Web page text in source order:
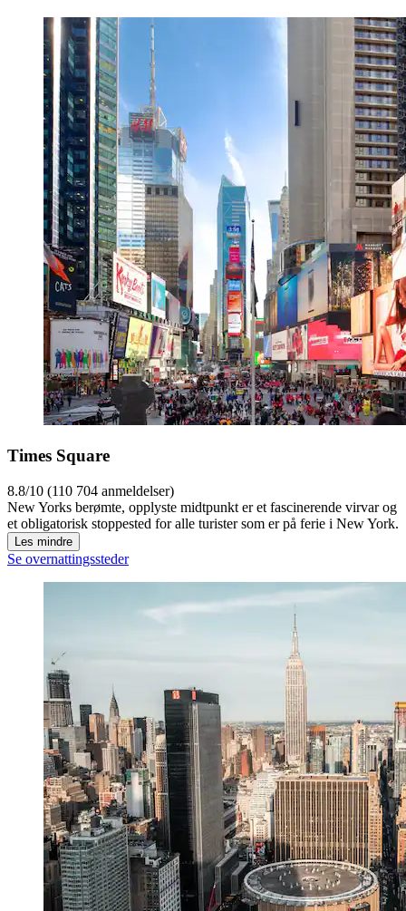
Times Square
8.8/10 (110 704 anmeldelser)
New Yorks berømte, opplyste midtpunkt er et fascinerende virvar og
et obligatorisk stoppested for alle turister som er på ferie i New York.
Les mindre
Se overnattingssteder